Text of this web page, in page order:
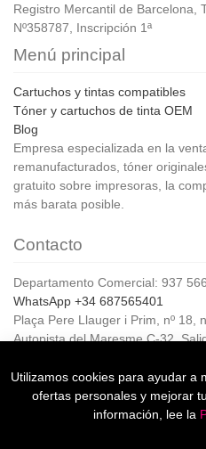
Registro Mercantil de Barcelona,
Nº358787, Inscripción 1ª
Menú principal
Cartuchos y tintas compatibles
Tóner y cartuchos de tinta OEM
Blog
Empresa especializada en la
remanufacturados, tóner
gratuito sobre impresoras, la
más barata posible.
Contacto
Departamento Comercial: 937
WhatsApp +34 687565401
Plaça Pere Llauger i Prim, nº 18,
Autopista del Maresme C-32,
Horario de Atención al cliente:
De lunes a jueves de 8:00 a 17:00,
Viernes de 8:00 a 15:00
Utilizamos cookies para ayudar a
ofertas personales y mejorar
información, lee la